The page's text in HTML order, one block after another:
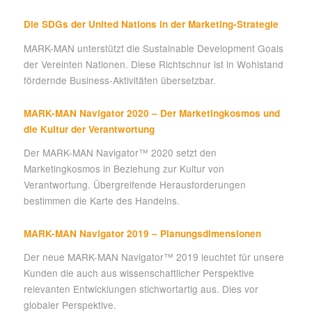
Die SDGs der United Nations in der Marketing-Strategie
MARK-MAN unterstützt die Sustainable Development Goals
der Vereinten Nationen. Diese Richtschnur ist in Wohlstand
fördernde Business-Aktivitäten übersetzbar.
MARK-MAN Navigator 2020 – Der Marketingkosmos und
die Kultur der Verantwortung
Der MARK-MAN Navigator™ 2020 setzt den
Marketingkosmos in Beziehung zur Kultur von
Verantwortung. Übergreifende Herausforderungen
bestimmen die Karte des Handelns.
MARK-MAN Navigator 2019 – Planungsdimensionen
Der neue MARK-MAN Navigator™ 2019 leuchtet für unsere
Kunden die auch aus wissenschaftlicher Perspektive
relevanten Entwicklungen stichwortartig aus. Dies vor
globaler Perspektive.